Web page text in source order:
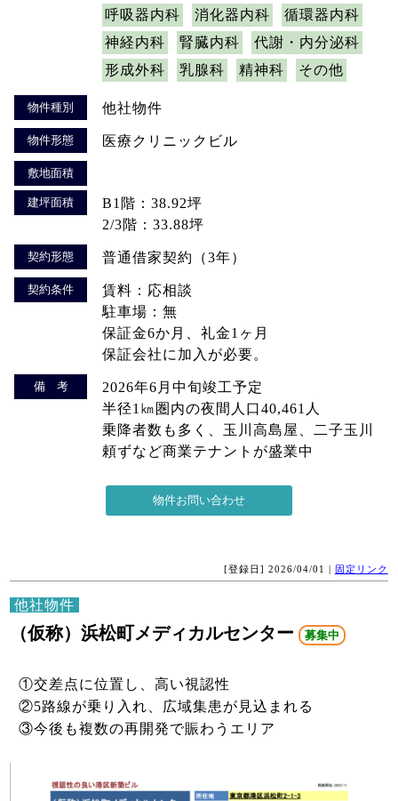
呼吸器内科
消化器内科
循環器内科
神経内科
腎臓内科
代謝・内分泌科
形成外科
乳腺科 精神科 その他
物件種別 他社物件
物件形態 医療クリニックビル
敷地面積
建坪面積
B1階：38.92坪
2/3階：33.88坪
契約形態 普通借家契約（3年）
契約条件
賃料：応相談
駐車場：無
保証金6か月、礼金1ヶ月
保証会社に加入が必要。
備 考
2026年6月中旬竣工予定
半径1㎞圏内の夜間人口40,461人
乗降者数も多く、玉川高島屋、二子玉川
頼ずなど商業テナントが盛業中
[登録日] 2026/04/01 | 固定リンク
他社物件
（仮称）浜松町メディカルセンター 募集中
①交差点に位置し、高い視認性
②5路線が乗り入れ、広域集患が見込まれる
③今後も複数の再開発で賑わうエリア